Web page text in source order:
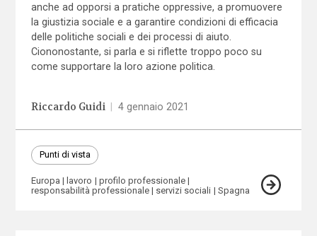
anche ad opporsi a pratiche oppressive, a promuovere
la giustizia sociale e a garantire condizioni di efficacia
delle politiche sociali e dei processi di aiuto.
Ciononostante, si parla e si riflette troppo poco su
come supportare la loro azione politica.
Riccardo Guidi | 4 gennaio 2021
Punti di vista
Europa lavoro
profilo professionale
responsabilità professionale
servizi sociali Spagna